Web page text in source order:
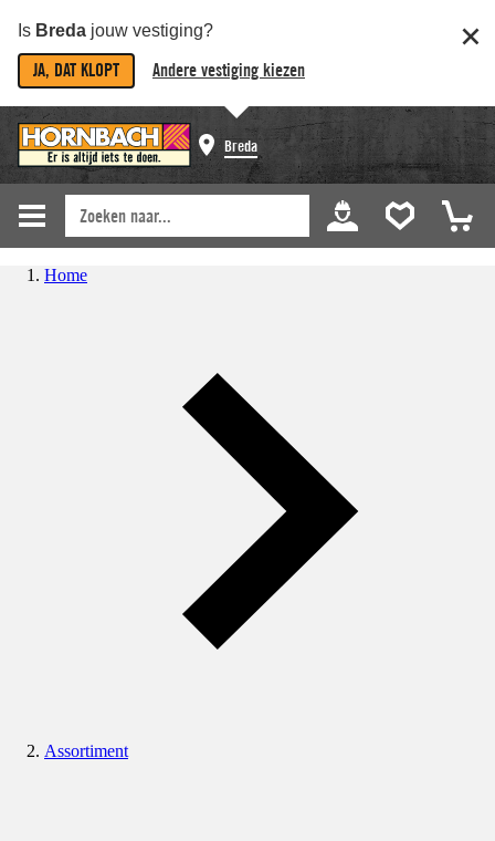
Is Breda jouw vestiging?
JA, DAT KLOPT Andere vestiging kiezen
Breda
Home
Assortiment